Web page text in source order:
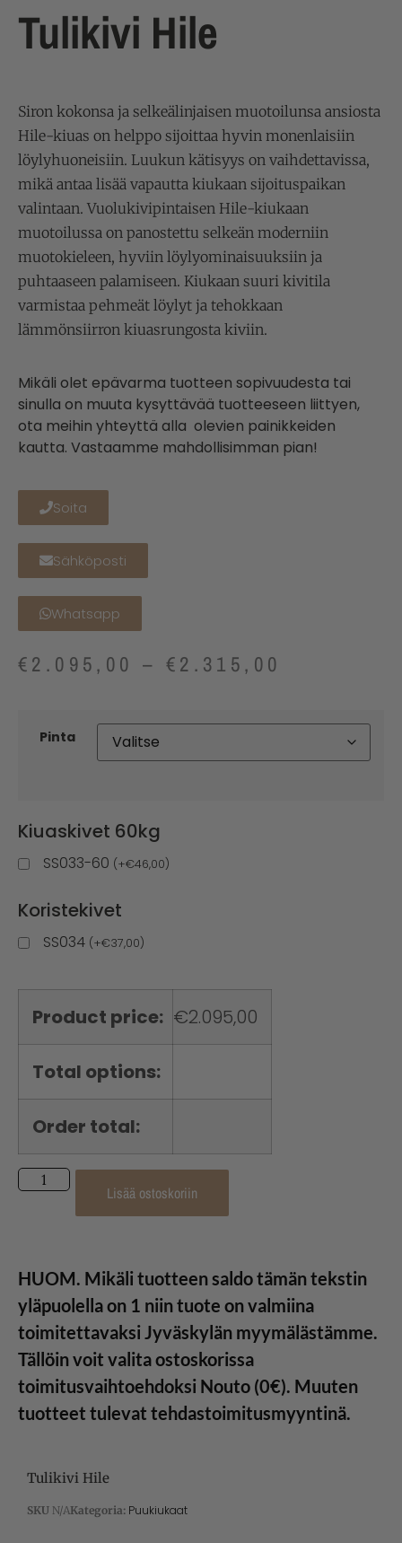
Tulikivi Hile
Siron kokonsa ja selkeälinjaisen muotoilunsa ansiosta
Hile-kiuas on helppo sijoittaa hyvin monenlaisiin
löylyhuoneisiin. Luukun kätisyys on vaihdettavissa,
mikä antaa lisää vapautta kiukaan sijoituspaikan
valintaan. Vuolukivipintaisen Hile-kiukaan
muotoilussa on panostettu selkeän moderniin
muotokieleen, hyviin löylyominaisuuksiin ja
puhtaaseen palamiseen. Kiukaan suuri kivitila
varmistaa pehmeät löylyt ja tehokkaan
lämmönsiirron kiuasrungosta kiviin.
Mikäli olet epävarma tuotteen sopivuudesta tai
sinulla on muuta kysyttävää tuotteeseen liittyen,
ota meihin yhteyttä alla olevien painikkeiden
kautta. Vastaamme mahdollisimman pian!
Soita
Sähköposti
Whatsapp
€2.095,00 – €2.315,00
Pinta
Kiuaskivet 60kg
SS033-60 (+€46,00)
Koristekivet
SS034 (+€37,00)
Product price: €2.095,00
Total options:
Order total:
Lisää ostoskoriin
HUOM. Mikäli tuotteen saldo tämän tekstin
yläpuolella on 1 niin tuote on valmiina
toimitettavaksi Jyväskylän myymälästämme.
Tällöin voit valita ostoskorissa
toimitusvaihtoehdoksi Nouto (0€). Muuten
tuotteet tulevat tehdastoimitusmyyntinä.
Tulikivi Hile
SKU N/AKategoria: Puukiukaat